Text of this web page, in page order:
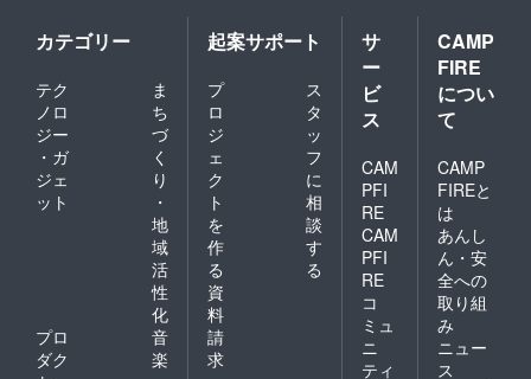
会場に
お越し
くださ
い。ご
家族や
親族が
集まり
受けた
い方
は、打
ち合わ
せをし
てご自
宅など
でお話
をさせ
て頂き
ます。
『ゆか
カテゴリー
テク
ノロ
ジー
・ガ
ジェ
ット
ま
ち
づ
く
り
・
地
域
活
性
化
プロ
ダク
音
楽
起案サポート
プ
ロ
ジ
ェ
ク
ト
を
作
る
ス
タ
ッ
フ
に
相
談
す
る
資
料
請
求
サ
ー
ビ
ス
CAM
PFI
RE
CAM
PFI
RE
コ
ミュ
ニ
ティ
CAMP
FIRE
につい
て
CAMP
FIREと
は
あんし
ん・安
全への
取り組
み
ニュー
ス